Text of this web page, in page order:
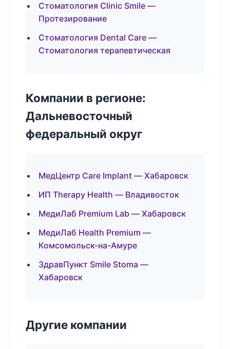
Стоматология Clinic Smile —
Протезирование
Стоматология Dental Care —
Стоматология терапевтическая
Компании в регионе:
Дальневосточный
федеральный округ
МедЦентр Care Implant — Хабаровск
ИП Therapy Health — Владивосток
МедиЛаб Premium Lab — Хабаровск
МедиЛаб Health Premium —
Комсомольск-на-Амуре
ЗдравПункт Smile Stoma —
Хабаровск
Другие компании